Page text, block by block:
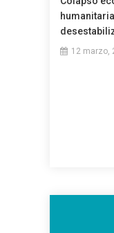
12 marzo,